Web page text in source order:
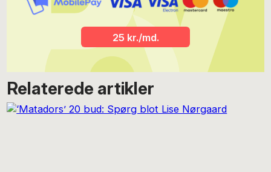
25 kr./md.
Relaterede artikler